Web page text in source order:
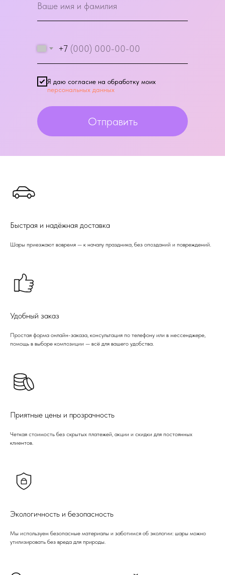
+7
Я даю согласие на обработку моих
персональных данных
Отправить
Быстрая и надёжная доставка
Шары приезжают вовремя — к началу праздника, без опозданий и повреждений.
Удобный заказ
Простая форма онлайн-заказа, консультация по телефону или в мессенджере,
помощь в выборе композиции — всё для вашего удобства.
Приятные цены и прозрачность
Четкая стоимость без скрытых платежей, акции и скидки для постоянных
клиентов.
Экологичность и безопасность
Мы используем безопасные материалы и заботимся об экологии: шары можно
утилизировать без вреда для природы.